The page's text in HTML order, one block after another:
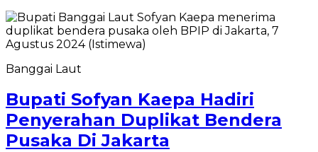
Banggai Laut
Bupati Sofyan Kaepa Hadiri
Penyerahan Duplikat Bendera
Pusaka Di Jakarta